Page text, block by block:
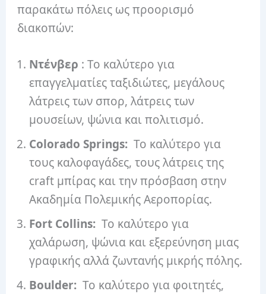
παρακάτω πόλεις ως προορισμό
διακοπών:
Ντένβερ : Το καλύτερο για
επαγγελματίες ταξιδιώτες, μεγάλους
λάτρεις των σπορ, λάτρεις των
μουσείων, ψώνια και πολιτισμό.
Colorado Springs: Το καλύτερο για
τους καλοφαγάδες, τους λάτρεις της
craft μπίρας και την πρόσβαση στην
Ακαδημία Πολεμικής Αεροπορίας.
Fort Collins: Το καλύτερο για
χαλάρωση, ψώνια και εξερεύνηση μιας
γραφικής αλλά ζωντανής μικρής πόλης.
Boulder: Το καλύτερο για φοιτητές,